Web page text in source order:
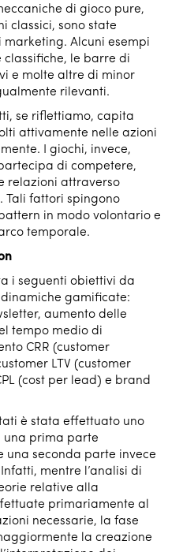
di gioco pure,
classici, sono state
Alcuni esempi
le barre di
e molte altre di minor
rilevanti.
se riflettiamo, capita
attivamente nelle azioni
I giochi, invece,
di competere,
relazioni attraverso
Tali fattori spingono
in modo volontario e
temporale.
i seguenti obiettivi da
gamificate:
aumento delle
tempo medio di
CRR (customer
LTV (customer
(cost per lead) e brand
è stata effettuato uno
una prima parte
una seconda parte invece
mentre l’analisi di
relative alla
primariamente al
necessarie, la fase
la creazione